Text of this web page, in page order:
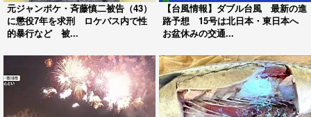
元ジャンポケ・斉藤慎二被告（43）
に懲役7年を求刑 ロケバス内で性
的暴行など 被...
【台風情報】ダブル台風 最新の進
路予想 15号は北日本・東日本へ
お盆休みの交通...